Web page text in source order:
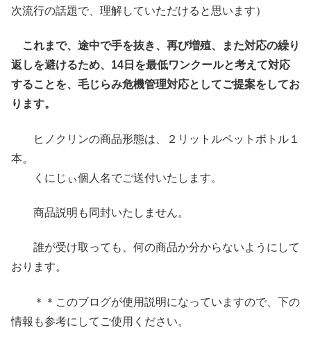
次流行の話題で、理解していただけると思います）
これまで、途中で手を抜き、再び増殖、また対応の繰り
返しを避けるため、14日を最低ワンクールと考えて対応
することを、毛じらみ危機管理対応としてご提案をしてお
ります。
ヒノクリンの商品形態は、２リットルペットボトル１
本。
くにじぃ個人名でご送付いたします。
商品説明も同封いたしません。
誰が受け取っても、何の商品か分からないようにして
おります。
＊＊このブログが使用説明になっていますので、下の
情報も参考にしてご使用ください。